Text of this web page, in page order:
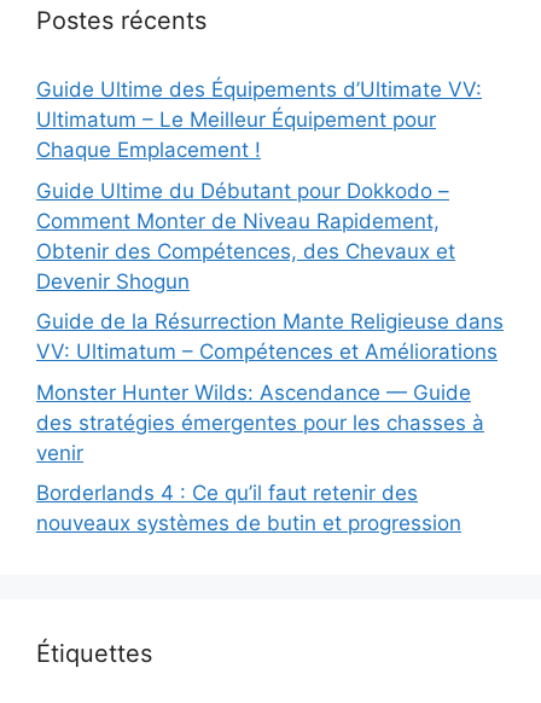
Postes récents
Guide Ultime des Équipements d’Ultimate VV:
Ultimatum – Le Meilleur Équipement pour
Chaque Emplacement !
Guide Ultime du Débutant pour Dokkodo –
Comment Monter de Niveau Rapidement,
Obtenir des Compétences, des Chevaux et
Devenir Shogun
Guide de la Résurrection Mante Religieuse dans
VV: Ultimatum – Compétences et Améliorations
Monster Hunter Wilds: Ascendance — Guide
des stratégies émergentes pour les chasses à
venir
Borderlands 4 : Ce qu’il faut retenir des
nouveaux systèmes de butin et progression
Étiquettes